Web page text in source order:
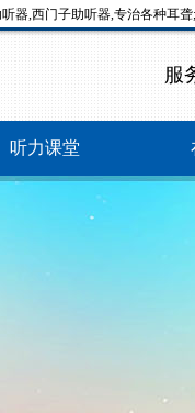
器,西门子助听器,专治各种耳
服
听力课堂